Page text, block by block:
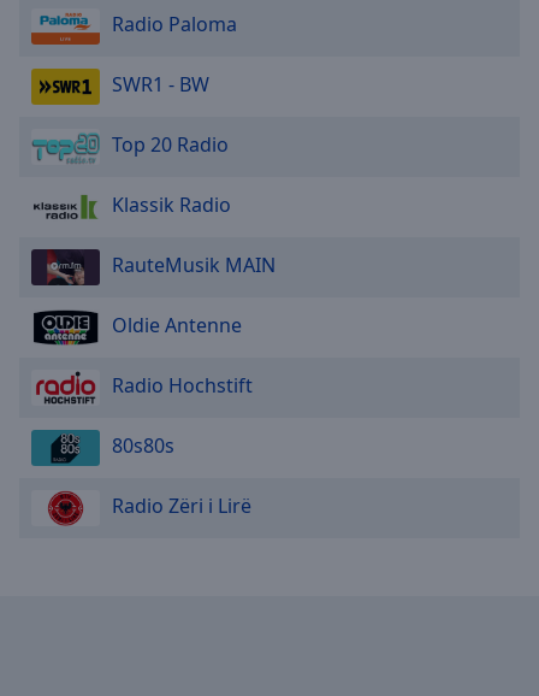
Radio Paloma
SWR1 - BW
Top 20 Radio
Klassik Radio
RauteMusik MAIN
Oldie Antenne
Radio Hochstift
80s80s
Radio Zëri i Lirë